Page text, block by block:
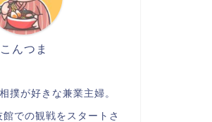
こんつま
撲が好きな兼業主婦。
での観戦をスタートさ